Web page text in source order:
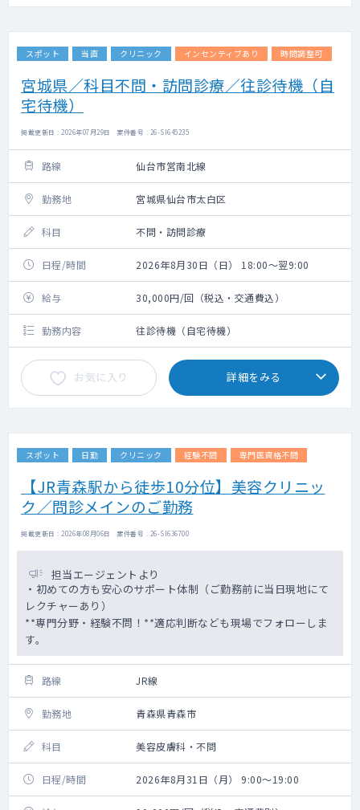
スポット 当直 クリニック インセンティブあり 時間調整可
宮城県／科目不問・訪問診療／往診待機（自
宅待機）
掲載更新日 : 2026年07月29日 案件番号 : 26-SI645235
路線 仙台市営南北線
勤務地 宮城県仙台市太白区
科目 不問・訪問診療
日程/時間 2026年8月30日（日） 18:00～翌9:00
給与 30,000円/回（税込・交通費込）
勤務内容 往診待機（自宅待機）
お気に入り 詳細をみる
スポット 日勤 クリニック 経験不問 専門医資格不問
【JR青森駅から徒歩10分位】美容クリニッ
ク／問診メインのご勤務
掲載更新日 : 2026年08月06日 案件番号 : 26-SI636700
担当エージェントより
・初めての方も安心のサポート体制（ご勤務前に当日現地にて
レクチャーあり）
**専門分野・経験不問！**適応判断なども現場でフォローしま
す。
路線 JR線
勤務地 青森県青森市
科目 美容皮膚科・不問
日程/時間 2026年8月31日（月） 9:00～19:00